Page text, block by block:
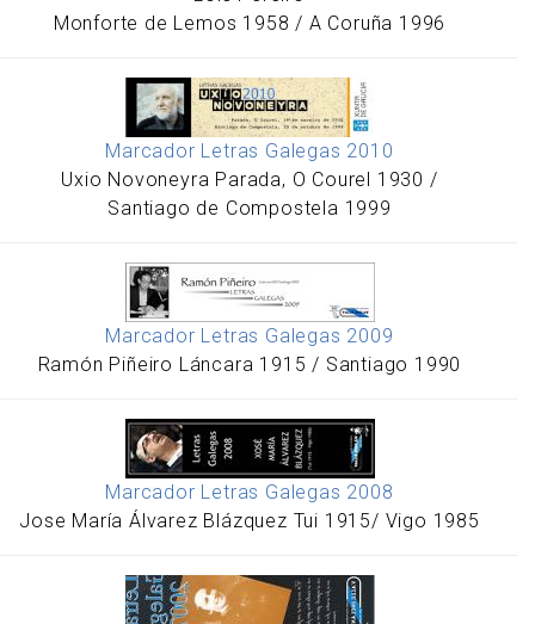
Monforte de Lemos 1958 / A Coruña 1996
Marcador Letras Galegas 2010
Uxio Novoneyra Parada, O Courel 1930 /
Santiago de Compostela 1999
Marcador Letras Galegas 2009
Ramón Piñeiro Láncara 1915 / Santiago 1990
Marcador Letras Galegas 2008
Jose María Álvarez Blázquez Tui 1915/ Vigo 1985